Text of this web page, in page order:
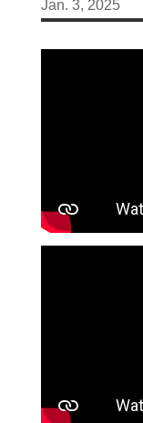
Jan. 3, 2025